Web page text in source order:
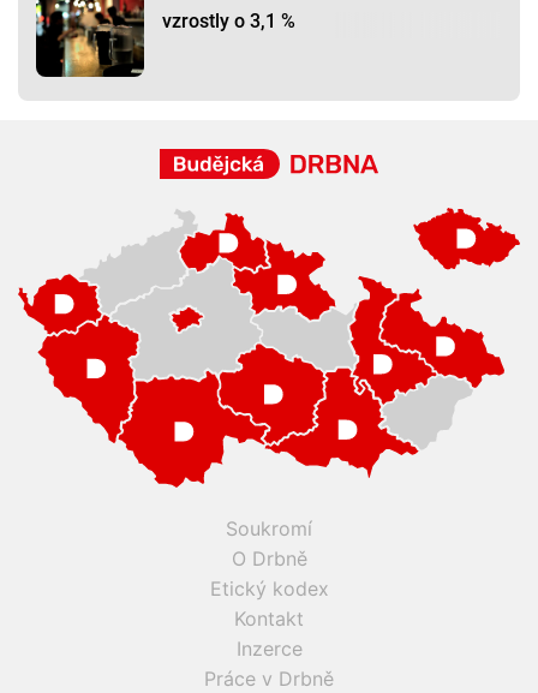
vzrostly o 3,1 %
Soukromí
O Drbně
Etický kodex
Kontakt
Inzerce
Práce v Drbně